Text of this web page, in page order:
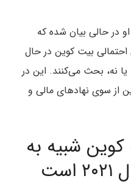
در حالی بیان شده که
احتمالی بیت کوین در حال
نه، بحث می‌کنند. این در
از سوی نهادهای مالی و
شبیه به